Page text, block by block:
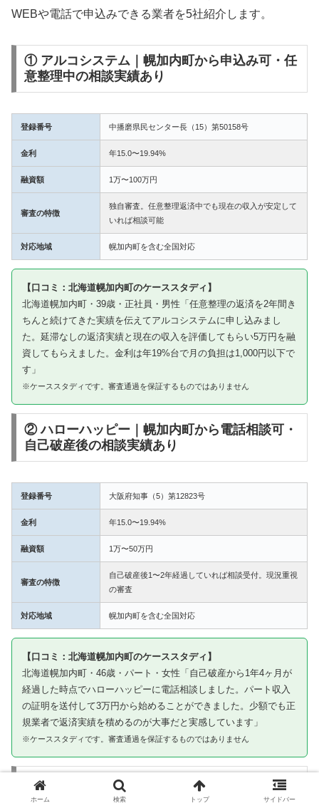
WEBや電話で申込みできる業者を5社紹介します。
① アルコシステム｜幌加内町から申込み可・任
意整理中の相談実績あり
登録番号 中播磨県民センター長（15）第50158号
金利 年15.0〜19.94%
融資額 1万〜100万円
審査の特徴
独自審査。任意整理返済中でも現在の収入が安定して
いれば相談可能
対応地域 幌加内町を含む全国対応
【口コミ：北海道幌加内町のケーススタディ】
北海道幌加内町・39歳・正社員・男性「任意整理の返済を2年間き
ちんと続けてきた実績を伝えてアルコシステムに申し込みまし
た。延滞なしの返済実績と現在の収入を評価してもらい5万円を融
資してもらえました。金利は年19%台で月の負担は1,000円以下で
す」
※ケーススタディです。審査通過を保証するものではありません
② ハローハッピー｜幌加内町から電話相談可・
自己破産後の相談実績あり
登録番号 大阪府知事（5）第12823号
金利 年15.0〜19.94%
融資額 1万〜50万円
審査の特徴
自己破産後1〜2年経過していれば相談受付。現況重視
の審査
対応地域 幌加内町を含む全国対応
【口コミ：北海道幌加内町のケーススタディ】
北海道幌加内町・46歳・パート・女性「自己破産から1年4ヶ月が
経過した時点でハローハッピーに電話相談しました。パート収入
の証明を送付して3万円から始めることができました。少額でも正
規業者で返済実績を積めるのが大事だと実感しています」
※ケーススタディです。審査通過を保証するものではありません
③ キャネット｜幌加内町から申込み可・北海
道〜九州まで多拠点登録
ホーム 検索 トップ サイドバー